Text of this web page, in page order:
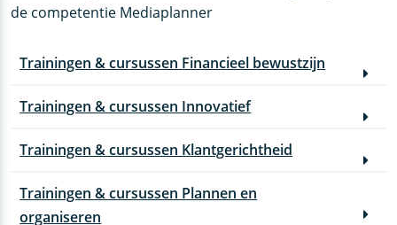
de competentie Mediaplanner
Trainingen & cursussen Financieel bewustzijn
Trainingen & cursussen Innovatief
Trainingen & cursussen Klantgerichtheid
Trainingen & cursussen Plannen en
organiseren